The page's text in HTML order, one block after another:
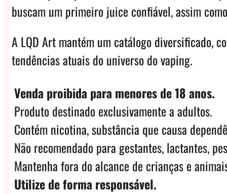
buscam um primeiro juice confiável, assim
A LQD Art mantém um catálogo diversificado,
tendências atuais do universo do vaping.
Venda proibida para menores de 18 anos.
Produto destinado exclusivamente a adultos.
Contém nicotina, substância que causa
Não recomendado para gestantes, lactantes,
Mantenha fora do alcance de crianças e
Utilize de forma responsável.